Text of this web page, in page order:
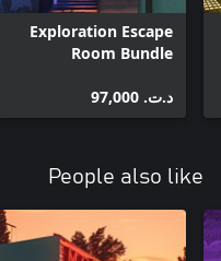
Exploration Escape
Room Bundle
د.ت.‏ 97,000
People also like